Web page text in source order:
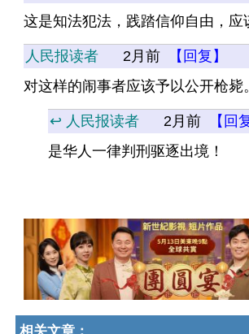
这是知法犯法，践踏信仰自由，应
人民报读者 2月前
【回复】
对这样的闹事者应该予以公开枪毙。
↩️ 人民报读者 2月前
【回
是华人一律判刑驱逐出境！